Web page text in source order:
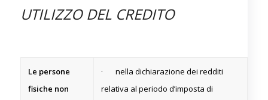
UTILIZZO DEL CREDITO
Le persone
fisiche non
· nella dichiarazione dei redditi
relativa al periodo d’imposta di